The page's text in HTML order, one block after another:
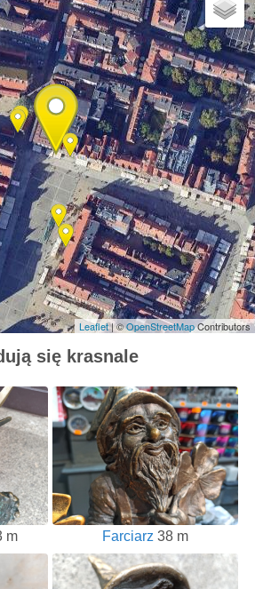
Leaflet| ©OpenStreetMapContributors
się krasnale
m Farciarz 38 m